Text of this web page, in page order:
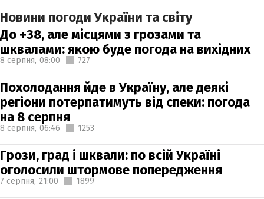
Новини погоди України та світу
До +38, але місцями з грозами та
шквалами: якою буде погода на вихідних
8 серпня, 08:00 727
Похолодання йде в Україну, але деякі
регіони потерпатимуть від спеки: погода
на 8 серпня
8 серпня, 06:46 1253
Грози, град і шквали: по всій Україні
оголосили штормове попередження
7 серпня, 21:00 1899